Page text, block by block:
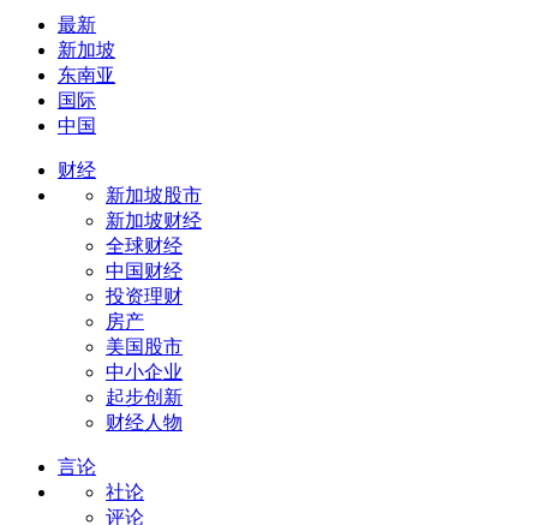
最新
新加坡
东南亚
国际
中国
财经
新加坡股市
新加坡财经
全球财经
中国财经
投资理财
房产
美国股市
中小企业
起步创新
财经人物
言论
社论
评论